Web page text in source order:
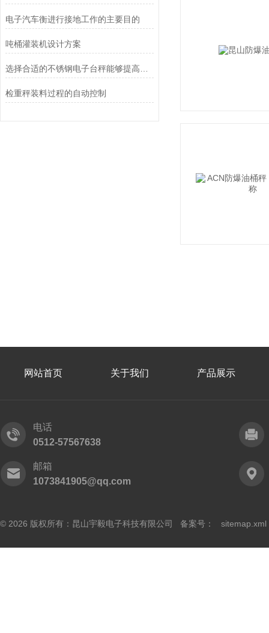
电子汽车衡进行接地工作的主要目的
吨桶灌装机设计方案
检重秤装料过程的自动控制
网站首页 关于我们 产品展示
电话
0512-57567638
邮箱
1073841905@qq.com
© 2026 版权所有：昆山宇毅电子科技有限公司 备案号： sitemap.xml